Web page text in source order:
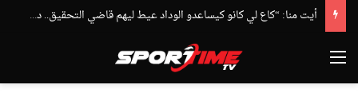
أيت منا: “كاع لي كانو كيساعدو الوداد عيط ليهم قاضي التحقيق.. دابا حتى شي واحد ما بقا باغي يعاون”
القائمة